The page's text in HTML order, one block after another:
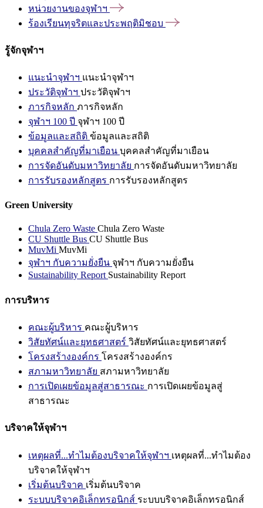
หน่วยงานของจุฬาฯ
ร้องเรียนทุจริตและประพฤติมิชอบ
รู้จักจุฬาฯ
แนะนำจุฬาฯ แนะนำจุฬาฯ
ประวัติจุฬาฯ ประวัติจุฬาฯ
ภารกิจหลัก ภารกิจหลัก
จุฬาฯ 100 ปี จุฬาฯ 100 ปี
ข้อมูลและสถิติ ข้อมูลและสถิติ
บุคคลสำคัญที่มาเยือน บุคคลสำคัญที่มาเยือน
การจัดอันดับมหาวิทยาลัย การจัดอันดับมหาวิทยาลัย
การรับรองหลักสูตร การรับรองหลักสูตร
Green University
Chula Zero Waste Chula Zero Waste
CU Shuttle Bus CU Shuttle Bus
MuvMi MuvMi
จุฬาฯ กับความยั่งยืน จุฬาฯ กับความยั่งยืน
Sustainability Report Sustainability Report
การบริหาร
คณะผู้บริหาร คณะผู้บริหาร
วิสัยทัศน์และยุทธศาสตร์ วิสัยทัศน์และยุทธศาสตร์
โครงสร้างองค์กร โครงสร้างองค์กร
สภามหาวิทยาลัย สภามหาวิทยาลัย
การเปิดเผยข้อมูลสู่สาธารณะ การเปิดเผยข้อมูลสู่
สาธารณะ
บริจาคให้จุฬาฯ
เหตุผลที่...ทำไมต้องบริจาคให้จุฬาฯ เหตุผลที่...ทำไมต้อง
บริจาคให้จุฬาฯ
เริ่มต้นบริจาค เริ่มต้นบริจาค
ระบบบริจาคอิเล็กทรอนิกส์ ระบบบริจาคอิเล็กทรอนิกส์